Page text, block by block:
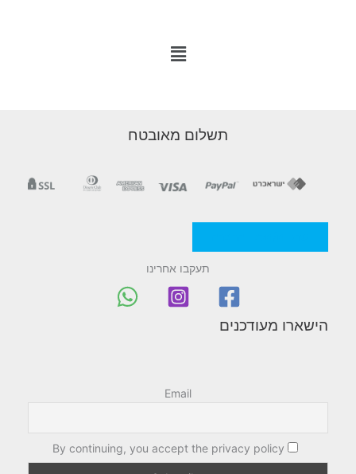
M
M
n
u
תשלום מאובטח
תעקבו אחרינו
הישארו מעודכנים
Email
By continuing, you accept the privacy policy